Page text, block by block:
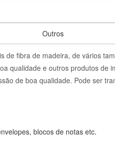
Outros
de fibra de madeira, de vários
qualidade e outros produtos de
de boa qualidade. Pode ser
blocos de notas etc.